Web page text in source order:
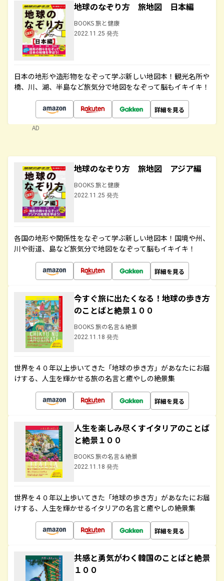
地球のなぞり方 旅地図 日本編
BOOKS 旅と健康
2022.11.25 発売
日本の地形や造形物をなぞって学ぶ新しい地図本！観光名所や
橋、川、湖、半島など旅気分で地図をなぞって脳もイキイキ！
詳細を見る
AD
地球のなぞり方 旅地図 アジア編
BOOKS 旅と健康
2022.11.25 発売
各国の地形や関係性をなぞって学ぶ新しい地図本！国境や州、
川や街道、島など旅気分で地図をなぞって脳もイキイキ！
詳細を見る
今すぐ旅に出たくなる！地球の歩き方
のことばと絶景１００
BOOKS 旅の名言＆絶景
2022.11.18 発売
世界を４０年以上歩いてきた「地球の歩き方」があなたにお届
けする、人生を輝かせる旅の名言と癒やしの絶景集
詳細を見る
人生を楽しみ尽くすイタリアのことば
と絶景１００
BOOKS 旅の名言＆絶景
2022.11.18 発売
世界を４０年以上歩いてきた「地球の歩き方」があなたにお届
けする、人生を輝かせるイタリアの名言と癒やしの絶景集
詳細を見る
共感と勇気がわく韓国のことばと絶景
１００